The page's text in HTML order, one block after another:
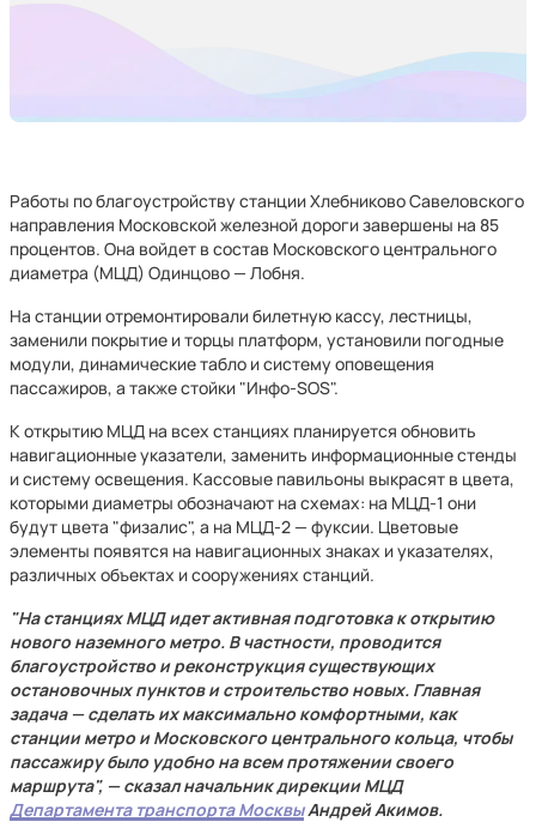
Работы по благоустройству станции Хлебниково Савеловского
направления Московской железной дороги завершены на 85
процентов. Она войдет в состав Московского центрального
диаметра (МЦД) Одинцово — Лобня.
На станции отремонтировали билетную кассу, лестницы,
заменили покрытие и торцы платформ, установили погодные
модули, динамические табло и систему оповещения
пассажиров, а также стойки "Инфо-SOS".
К открытию МЦД на всех станциях планируется обновить
навигационные указатели, заменить информационные стенды
и систему освещения. Кассовые павильоны выкрасят в цвета,
которыми диаметры обозначают на схемах: на МЦД-1 они
будут цвета "физалис", а на МЦД-2 — фуксии. Цветовые
элементы появятся на навигационных знаках и указателях,
различных объектах и сооружениях станций.
"На станциях МЦД идет активная подготовка к открытию
нового наземного метро. В частности, проводится
благоустройство и реконструкция существующих
остановочных пунктов и строительство новых. Главная
задача — сделать их максимально комфортными, как
станции метро и Московского центрального кольца, чтобы
пассажиру было удобно на всем протяжении своего
маршрута", — сказал начальник дирекции МЦД
Департамента транспорта МосквыАндрей Акимов.